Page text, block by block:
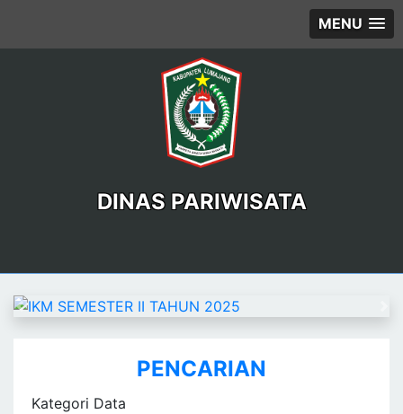
MENU
DINAS PARIWISATA
Previous
PENCARIAN
Kategori Data